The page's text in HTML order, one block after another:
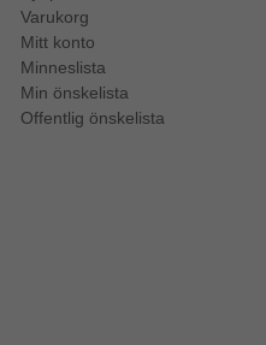
Varukorg
Mitt konto
Minneslista
Min önskelista
Offentlig önskelista